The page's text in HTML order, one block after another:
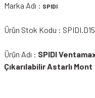
Marka Adı : SPIDI
Ürün Stok Kodu :
Ürün Adı : SPIDI
Çıkarılabilir Astarlı Mont